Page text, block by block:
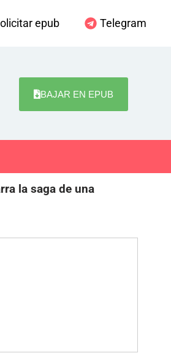
epub Telegram
BAJAR EN EPUB
la saga de una